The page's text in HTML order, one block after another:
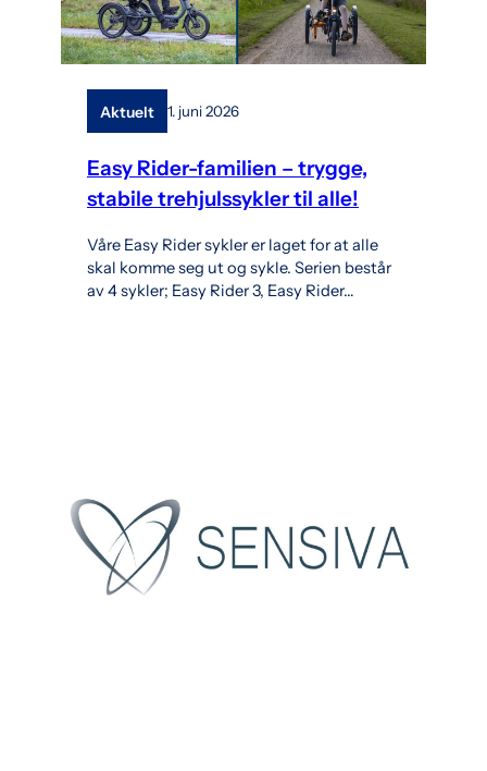
Aktuelt 1. juni 2026
Easy Rider-familien – trygge,
stabile trehjulssykler til alle!
Våre Easy Rider sykler er laget for at alle
skal komme seg ut og sykle. Serien består
av 4 sykler; Easy Rider 3, Easy Rider…